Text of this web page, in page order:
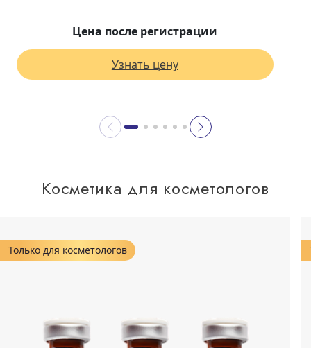
Цена после регистрации
Узнать цену
Косметика для косметологов
Только для косметологов